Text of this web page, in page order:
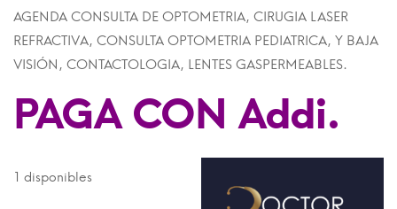
AGENDA CONSULTA DE OPTOMETRIA, CIRUGIA LASER
REFRACTIVA, CONSULTA OPTOMETRIA PEDIATRICA, Y BAJA
VISIÓN, CONTACTOLOGIA, LENTES GASPERMEABLES.
PAGA CON Addi.
1 disponibles